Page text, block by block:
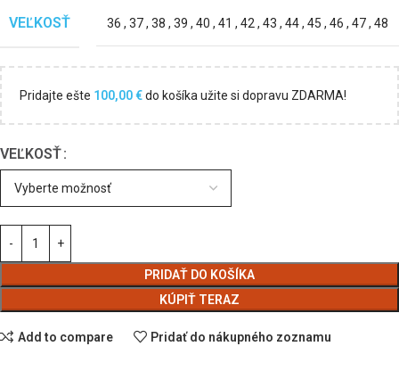
VEĽKOSŤ 36 , 37, 38 , 39 , 40 , 41 , 42, 43 , 44, 45 , 46 , 47, 48
Pridajte ešte 100,00€do košíka užite si dopravu ZDARMA!
VEĽKOSŤ
PRIDAŤ DO KOŠÍKA
KÚPIŤ TERAZ
Add to compare Pridať do nákupného zoznamu